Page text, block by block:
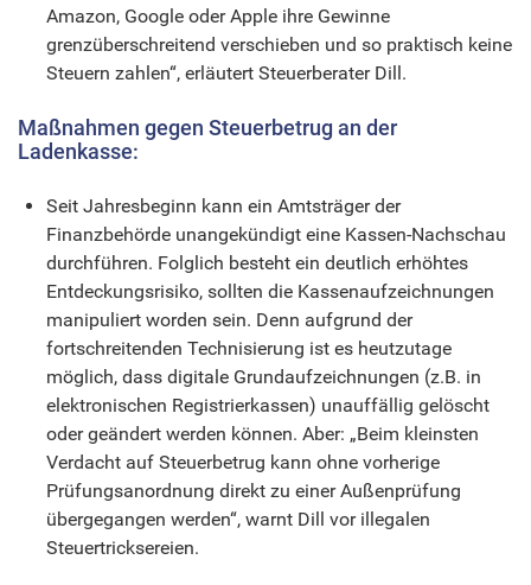
Amazon, Google oder Apple ihre Gewinne
grenzüberschreitend verschieben und so praktisch keine
Steuern zahlen“, erläutert Steuerberater Dill.
Maßnahmen gegen Steuerbetrug an der
Ladenkasse:
Seit Jahresbeginn kann ein Amtsträger der
Finanzbehörde unangekündigt eine Kassen-Nachschau
durchführen. Folglich besteht ein deutlich erhöhtes
Entdeckungsrisiko, sollten die Kassenaufzeichnungen
manipuliert worden sein. Denn aufgrund der
fortschreitenden Technisierung ist es heutzutage
möglich, dass digitale Grundaufzeichnungen (z.B. in
elektronischen Registrierkassen) unauffällig gelöscht
oder geändert werden können. Aber: „Beim kleinsten
Verdacht auf Steuerbetrug kann ohne vorherige
Prüfungsanordnung direkt zu einer Außenprüfung
übergegangen werden“, warnt Dill vor illegalen
Steuertricksereien.